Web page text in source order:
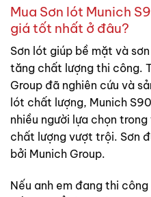
Mua Sơn lót Munich
giá tốt nhất ở đâu?
Sơn lót giúp bề mặt và
tăng chất lượng thi công.
Group đã nghiên cứu và
lót chất lượng, Munich
nhiều người lựa chọn
chất lượng vượt trội. Sơn
bởi Munich Group.
Nếu anh em đang thi